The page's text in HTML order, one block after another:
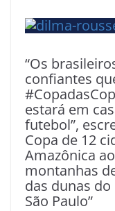
“Os
confiantes
estará em
futebol”,
Copa de 12
Amazônica
montanhas
das dunas
São Paulo”